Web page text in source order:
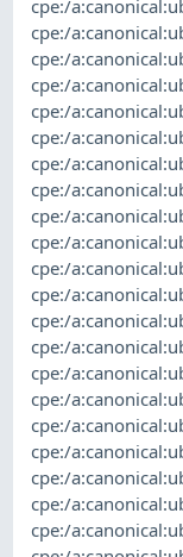
cpe:/
cpe:/
cpe:/
cpe:/
cpe:/
cpe:/
cpe:/
cpe:/
cpe:/
cpe:/
cpe:/
cpe:/
cpe:/
cpe:/
cpe:/
cpe:/
cpe:/
cpe:/
cpe:/
cpe:/
cpe:/